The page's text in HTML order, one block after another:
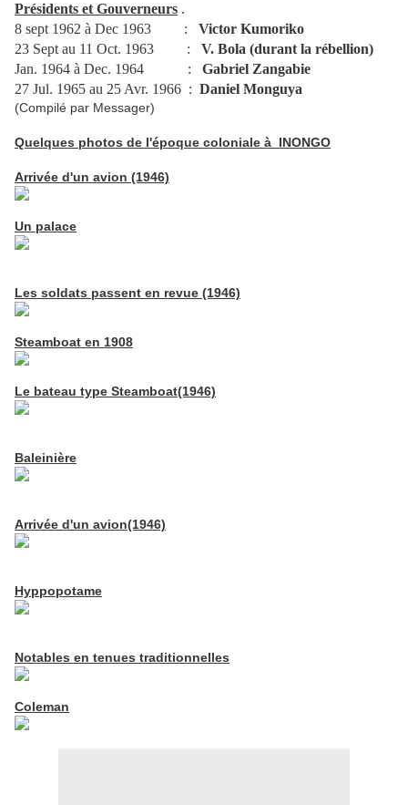
Présidents et Gouverneurs .
8 sept 1962 à Dec 1963 : Victor Kumoriko
23 Sept au 11 Oct. 1963 : V. Bola (durant la rébellion)
Jan. 1964 à Dec. 1964 : Gabriel Zangabie
27 Jul. 1965 au 25 Avr. 1966 : Daniel Monguya
(Compilé par Messager)
Quelques photos de l'époque coloniale à INONGO
Arrivée d'un avion (1946)
Un palace
Les soldats passent en revue (1946)
Steamboat en 1908
Le bateau type Steamboat(1946)
Baleinière
Arrivée d'un avion(1946)
Hyppopotame
Notables en tenues traditionnelles
Coleman